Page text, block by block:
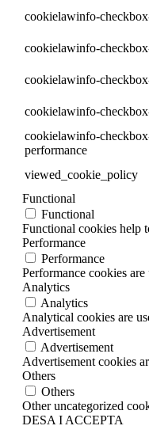
cookielawinfo-
cookielawinfo-
cookielawinfo-
cookielawinfo-
cookielawinfo-
performance
viewed_cookie_policy
Functional
Functional
Functional cookies help
Performance
Performance
Performance cookies
Analytics
Analytics
Analytical cookies are
Advertisement
Advertisement
Advertisement cookies
Others
Others
Other uncategorized
DESA I ACCEPTA